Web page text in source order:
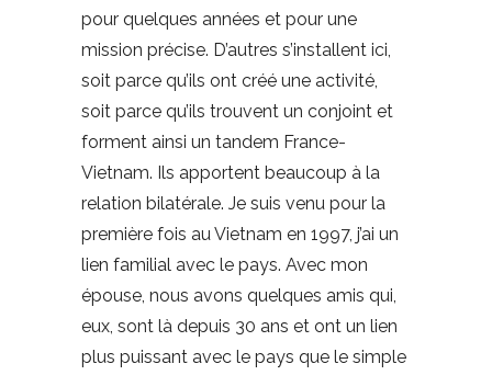
pour quelques années et pour une
mission précise. D’autres s’installent ici,
soit parce qu’ils ont créé une activité,
soit parce qu’ils trouvent un conjoint et
forment ainsi un tandem France-
Vietnam. Ils apportent beaucoup à la
relation bilatérale. Je suis venu pour la
première fois au Vietnam en 1997, j’ai un
lien familial avec le pays. Avec mon
épouse, nous avons quelques amis qui,
eux, sont là depuis 30 ans et ont un lien
plus puissant avec le pays que le simple